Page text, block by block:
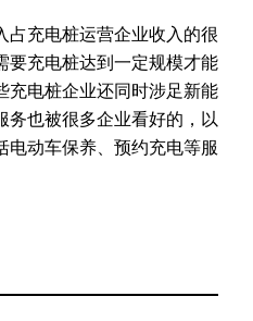
占充电桩运营企业收入的很
要充电桩达到一定规模才能
充电桩企业还同时涉足新能
务也被很多企业看好的，以
电动车保养、预约充电等服